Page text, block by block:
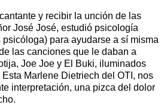
y recibir la unción de las
José José, estudió psicología
psicóloga) para ayudarse a sí misma
las canciones que le daban a
Joe Joe y El Buki, iluminados
Esta Marlene Dietriech del OTI, nos
interpretación, una pizca del dolor